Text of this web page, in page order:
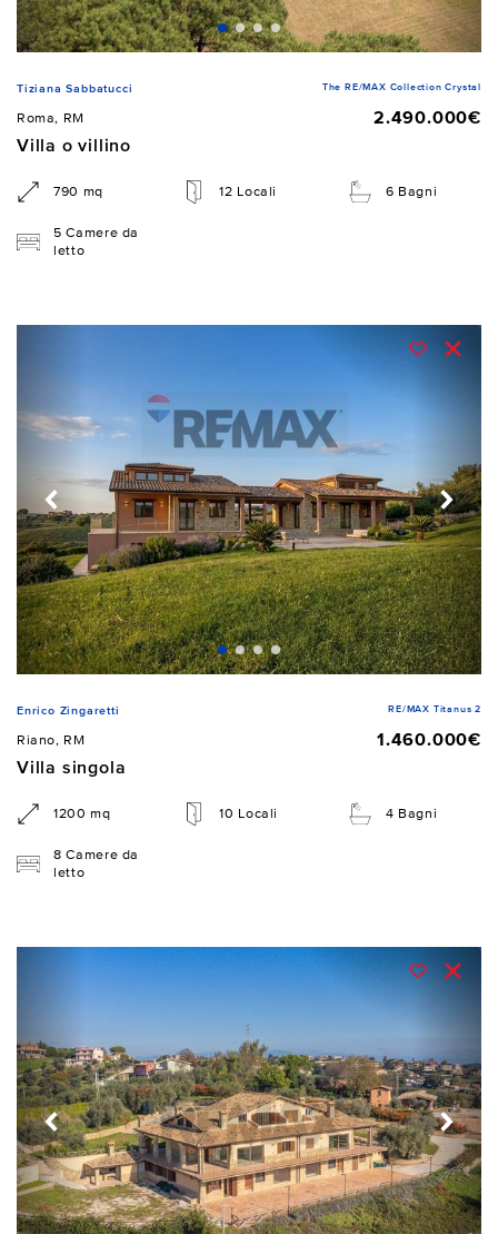
Tiziana Sabbatucci The RE/MAX Collection Crystal
Roma, RM
2.490.000€
Villa o villino
790 mq 12 Locali 6 Bagni
5 Camere da
letto
Enrico Zingaretti RE/MAX Titanus 2
Riano, RM
1.460.000€
Villa singola
1200 mq 10 Locali 4 Bagni
8 Camere da
letto